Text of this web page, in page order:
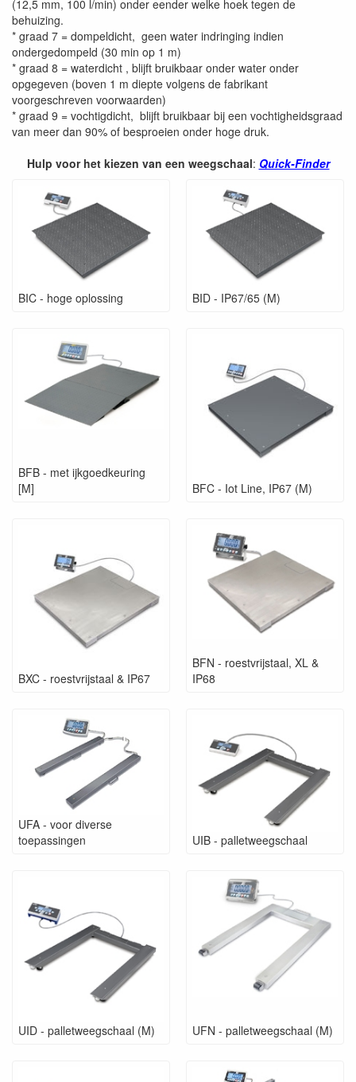
(12,5 mm, 100 l/min) onder eender welke hoek tegen de
behuizing.
* graad 7 = dompeldicht, geen water indringing indien
ondergedompeld (30 min op 1 m)
* graad 8 = waterdicht , blijft bruikbaar onder water onder
opgegeven (boven 1 m diepte volgens de fabrikant
voorgeschreven voorwaarden)
* graad 9 = vochtigdicht, blijft bruikbaar bij een vochtigheidsgraad
van meer dan 90% of besproeien onder hoge druk.
Hulp voor het kiezen van een weegschaal: Quick-Finder
BIC - hoge oplossing BID - IP67/65 (M)
BFB - met ijkgoedkeuring
[M]
BFC - Iot Line, IP67 (M)
BXC - roestvrijstaal & IP67
BFN - roestvrijstaal, XL &
IP68
UFA - voor diverse
toepassingen
UIB - palletweegschaal
UID - palletweegschaal (M) UFN - palletweegschaal (M)